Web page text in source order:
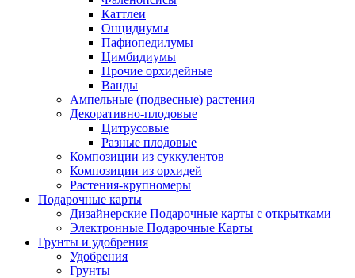
Каттлеи
Онцидиумы
Пафиопедилумы
Цимбидиумы
Прочие орхидейные
Ванды
Ампельные (подвесные) растения
Декоративно-плодовые
Цитрусовые
Разные плодовые
Композиции из суккулентов
Композиции из орхидей
Растения-крупномеры
Подарочные карты
Дизайнерские Подарочные карты с открытками
Электронные Подарочные Карты
Грунты и удобрения
Удобрения
Грунты